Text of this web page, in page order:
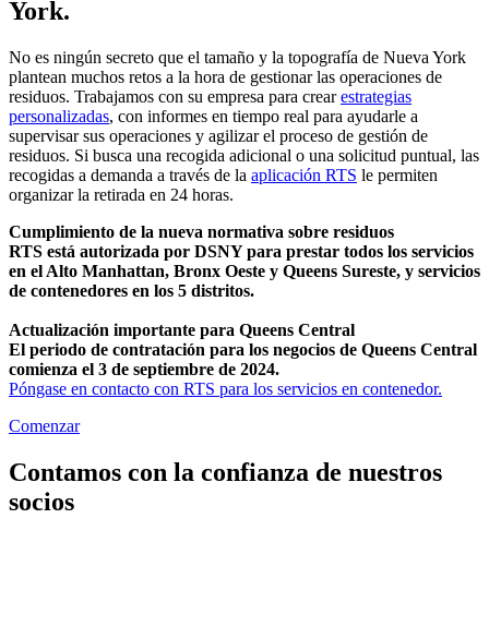
York.
No es ningún secreto que el tamaño y la topografía de Nueva York
plantean muchos retos a la hora de gestionar las operaciones de
residuos. Trabajamos con su empresa para crearestrategias
personalizadas, con informes en tiempo real para ayudarle a
supervisar sus operaciones y agilizar el proceso de gestión de
residuos. Si busca una recogida adicional o una solicitud puntual, las
recogidas a demanda a través de la aplicación RTS le permiten
organizar la retirada en 24 horas.
Cumplimiento de la nueva normativa sobre residuos
RTS está autorizada por DSNY para prestar todos los servicios
en el Alto Manhattan, Bronx Oeste y Queens Sureste, y servicios
de contenedores en los 5 distritos.
Actualización importante para Queens Central
El periodo de contratación para los negocios de Queens Central
comienza el 3 de septiembre de 2024.
Póngase en contacto con RTS para los servicios en contenedor.
Comenzar
Contamos con la confianza de nuestros
socios